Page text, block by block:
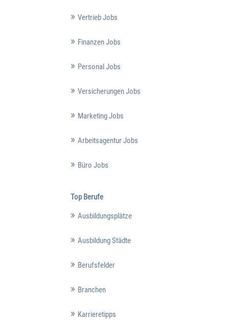
Vertrieb Jobs
Finanzen Jobs
Personal Jobs
Versicherungen Jobs
Marketing Jobs
Arbeitsagentur Jobs
Büro Jobs
Top Berufe
Ausbildungsplätze
Ausbildung Städte
Berufsfelder
Branchen
Karrieretipps